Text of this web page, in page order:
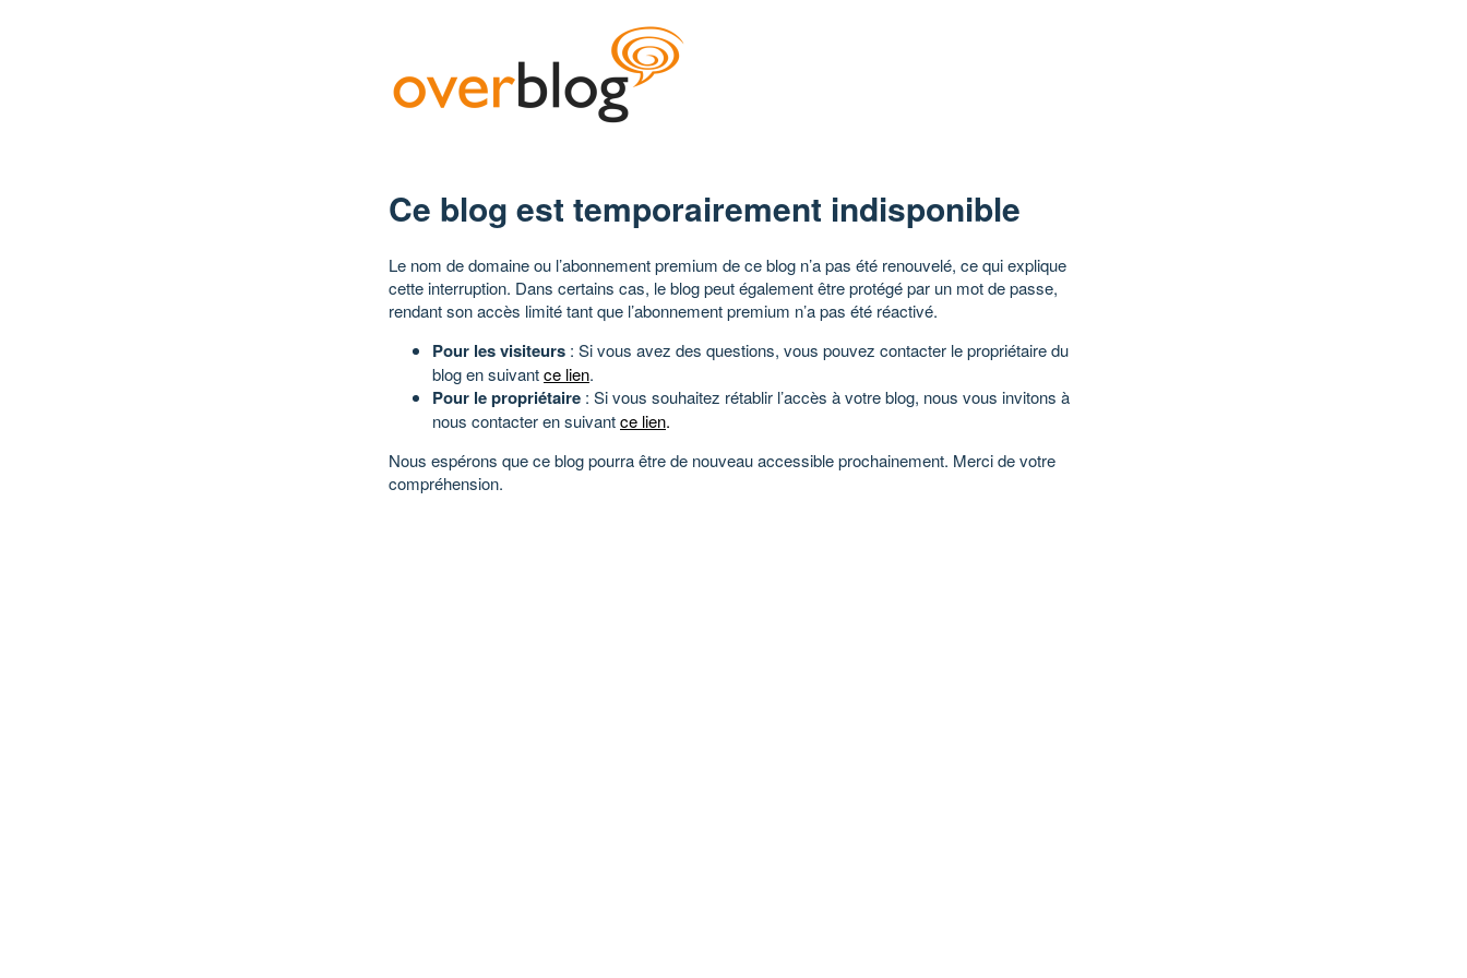
Ce blog est temporairement indisponible
Le nom de domaine ou l’abonnement premium de ce blog n’a pas été renouvelé, ce qui explique
cette interruption. Dans certains cas, le blog peut également être protégé par un mot de passe,
rendant son accès limité tant que l’abonnement premium n’a pas été réactivé.
Pour les visiteurs : Si vous avez des questions, vous pouvez contacter le propriétaire du
blog en suivantce lien.
Pour le propriétaire : Si vous souhaitez rétablir l’accès à votre blog, nous vous invitons à
nous contacter en suivantce lien.
Nous espérons que ce blog pourra être de nouveau accessible prochainement. Merci de votre
compréhension.